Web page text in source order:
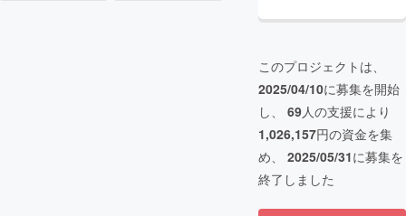
このプロジェクトは、
2025/04/10に募集を開始
し、 69人の支援により
1,026,157円の資金を集
め、 2025/05/31に募集を
終了しました